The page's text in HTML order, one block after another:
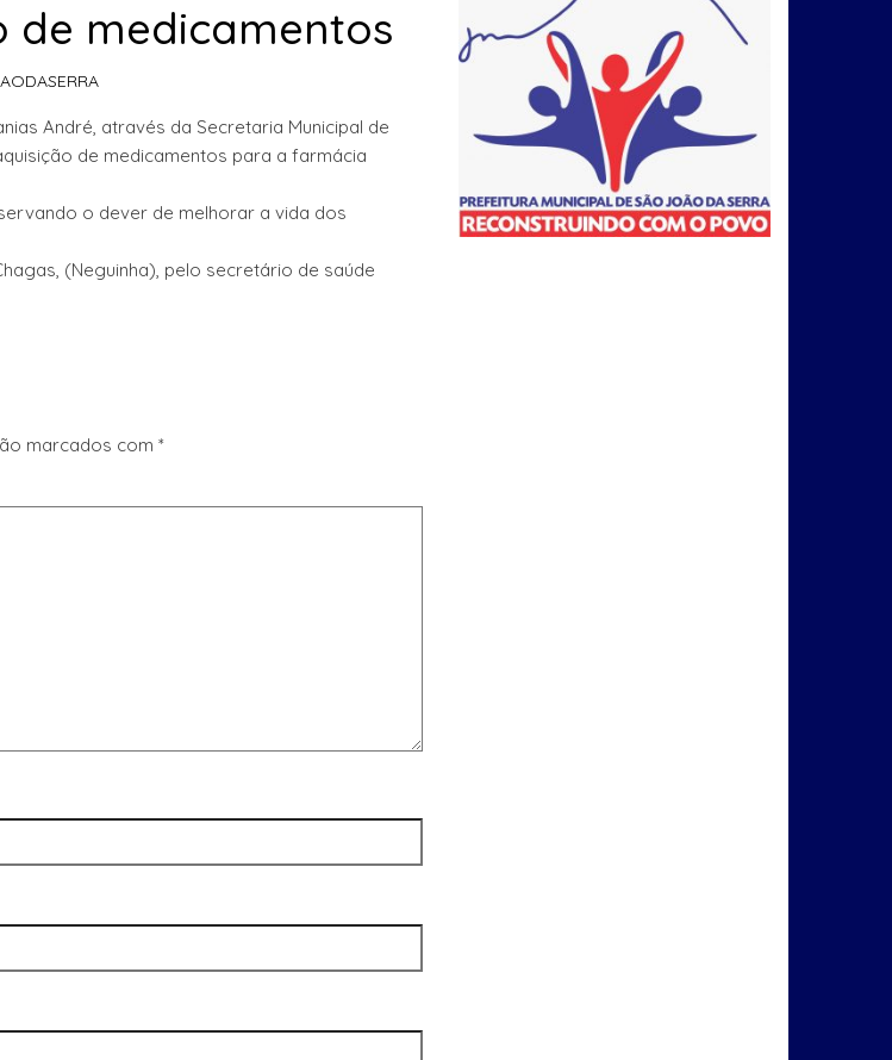
de medicamentos
André, através da Secretaria Municipal de
de medicamentos para a farmácia
o dever de melhorar a vida dos
(Neguinha), pelo secretário de saúde
marcados com *